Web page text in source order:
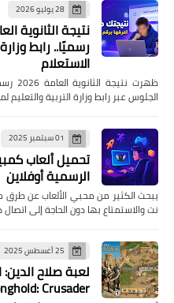
28 يوليو 2026
رسميًا.. رابط
الاستعلام
الجلوس عبر رابط وزارة التربية والتعليم
01 سبتمبر 2025
تحميل ألعاب
الرسمية أوفلاين
يبحث الكثير من محبي الألعاب عن طرق
نت والاستمتاع بها دون الحاجة إلى
25 أغسطس 2025
لعبة صلاح
Crusader